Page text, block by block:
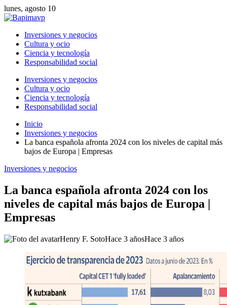
lunes, agosto 10
Inversiones y negocios
Cultura y ocio
Ciencia y tecnología
Responsabilidad social
Inversiones y negocios
Cultura y ocio
Ciencia y tecnología
Responsabilidad social
Inicio
Inversiones y negocios
La banca española afronta 2024 con los niveles de capital más
bajos de Europa | Empresas
Inversiones y negocios
La banca española afronta 2024 con los
niveles de capital más bajos de Europa |
Empresas
Henry F. SotoHace 3 añosHace 3 años